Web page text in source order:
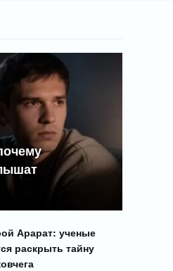
Арарат: ученые
раскрыть тайну